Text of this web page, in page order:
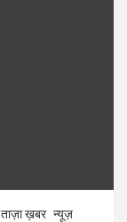
ताज़ा ख़बर न्यूज़